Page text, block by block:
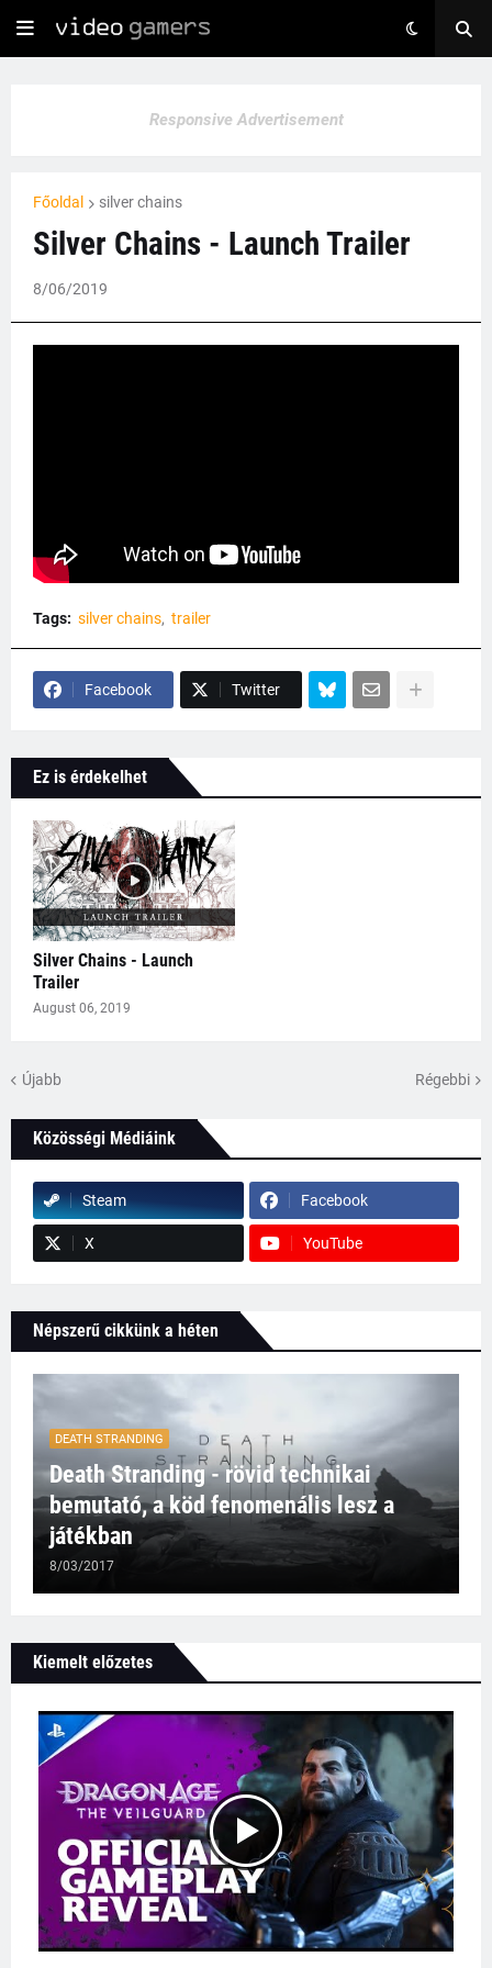
Responsive Advertisement
Főoldal silver chains
Silver Chains - Launch Trailer
8/06/2019
Tags: silver chains trailer
Facebook Twitter
Ez is érdekelhet
Silver Chains - Launch
Trailer
August 06, 2019
Újabb Régebbi
Közösségi Médiáink
Steam Facebook
X YouTube
Népszerű cikkünk a héten
DEATH STRANDING
Death Stranding - rövid technikai
bemutató, a köd fenomenális lesz a
játékban
8/03/2017
Kiemelt előzetes